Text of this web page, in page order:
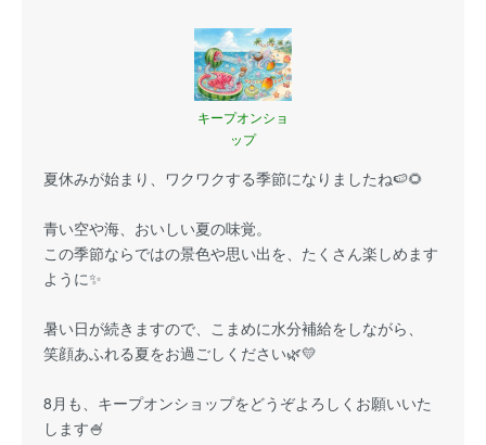
キープオンショ
ップ
夏休みが始まり、ワクワクする季節になりましたね🍉🌻
青い空や海、おいしい夏の味覚。
この季節ならではの景色や思い出を、たくさん楽しめます
ように✨
暑い日が続きますので、こまめに水分補給をしながら、
笑顔あふれる夏をお過ごしください🌿💛
8月も、キープオンショップをどうぞよろしくお願いいた
します🍧